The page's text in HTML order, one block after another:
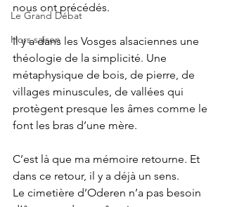
Le Grand Débat
Hors saison
nous ont précédés.
Il y a dans les Vosges alsaciennes une
théologie de la simplicité. Une
métaphysique de bois, de pierre, de
villages minuscules, de vallées qui
protègent presque les âmes comme le
font les bras d’une mère.
C’est là que ma mémoire retourne. Et
dans ce retour, il y a déjà un sens.
Le cimetière d’Oderen n’a pas besoin